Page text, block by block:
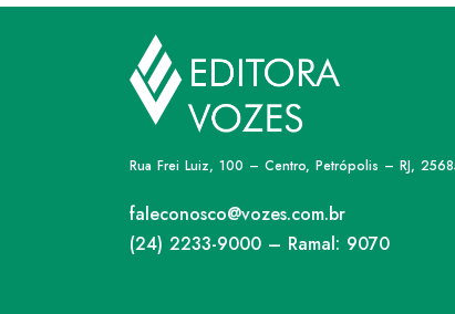
Rua Frei Luiz, 100 – Centro, Petrópolis – RJ,
faleconosco@vozes.com.br
(24) 2233-9000 – Ramal: 9070